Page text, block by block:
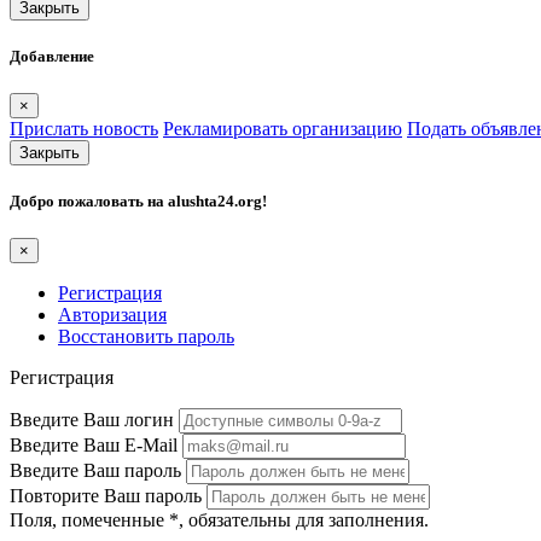
Закрыть
Добавление
×
Прислать новость Рекламировать организацию Подать
Закрыть
Добро пожаловать на alushta24.org!
×
Регистрация
Авторизация
Восстановить пароль
Регистрация
Введите Ваш логин
Введите Ваш E-Mail
Введите Ваш пароль
Повторите Ваш пароль
Поля, помеченные *, обязательны для заполнения.